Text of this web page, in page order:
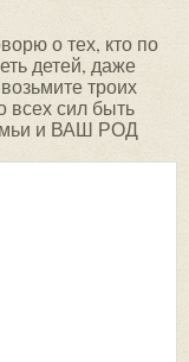
о тех, кто по
детей, даже
троих
всех сил быть
и ВАШ РОД